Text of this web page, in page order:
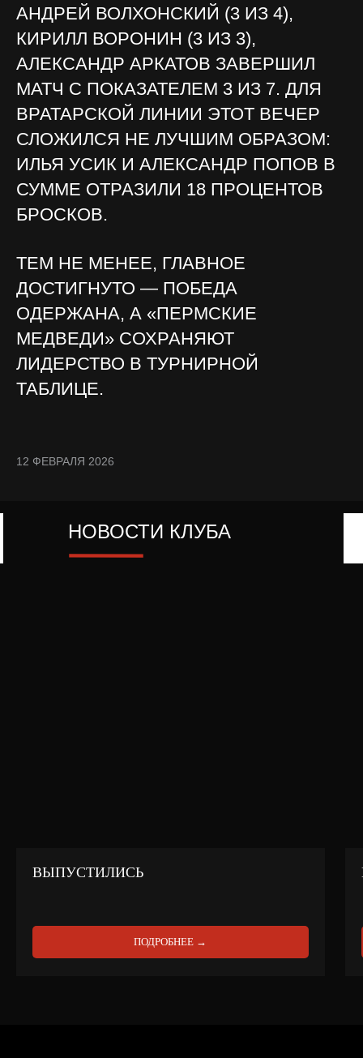
АНДРЕЙ ВОЛХОНСКИЙ (3 ИЗ 4),
КИРИЛЛ ВОРОНИН (3 ИЗ 3),
АЛЕКСАНДР АРКАТОВ ЗАВЕРШИЛ
МАТЧ С ПОКАЗАТЕЛЕМ 3 ИЗ 7. ДЛЯ
ВРАТАРСКОЙ ЛИНИИ ЭТОТ ВЕЧЕР
СЛОЖИЛСЯ НЕ ЛУЧШИМ ОБРАЗОМ:
ИЛЬЯ УСИК И АЛЕКСАНДР ПОПОВ В
СУММЕ ОТРАЗИЛИ 18 ПРОЦЕНТОВ
БРОСКОВ.
ТЕМ НЕ МЕНЕЕ, ГЛАВНОЕ
ДОСТИГНУТО — ПОБЕДА
ОДЕРЖАНА, А «ПЕРМСКИЕ
МЕДВЕДИ» СОХРАНЯЮТ
ЛИДЕРСТВО В ТУРНИРНОЙ
ТАБЛИЦЕ.
12 ФЕВРАЛЯ 2026
НОВОСТИ КЛУБА
ВЫПУСТИЛИСЬ
ПОДРОБНЕЕ →